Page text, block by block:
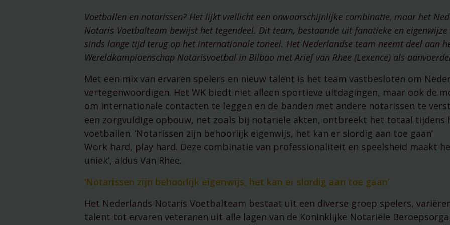
Digitale Compliance
Transitievergoeding
Alle tools
Voetballen en notarissen? Het lijkt wellicht een onwaarschijnlijke combinatie, maar het
Notaris Voetbalteam bewijst het tegendeel. Dit team, bestaande uit fanatieke en
sinds lange tijd terug op het internationale toneel. Het Nederlandse team neemt deel aan
Wereldkampioenschap Notarisvoetbal in Bilbao met Arief van Rhee (Lexence) als
Met een mix van ervaren spelers en nieuw talent is het team vastbesloten om
vertegenwoordigen. Het WK biedt niet alleen sportieve uitdagingen, maar ook de
om internationale contacten te leggen en de banden met andere notarissen te
een zorgvuldige opbouw, net zoals bij notariële akten, ontbreekt het totaal tijdens
voetballen. ‘Notarissen zijn behoorlijk eigenwijs, het kan er slordig aan toe gaan’
Work hard, play hard. Deze combinatie van professionaliteit en speelsheid maakt
uniek’, aldus Van Rhee.
‘Notarissen zijn behoorlijk eigenwijs, het kan er slordig aan toe gaan’
Het Nederlands Notaris Voetbalteam bestaat uit een diverse groep spelers,
talent tot ervaren veteranen uit alle lagen van de Koninklijke Notariële